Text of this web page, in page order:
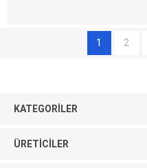
1 2
KATEGORILER
ÜRETICILER